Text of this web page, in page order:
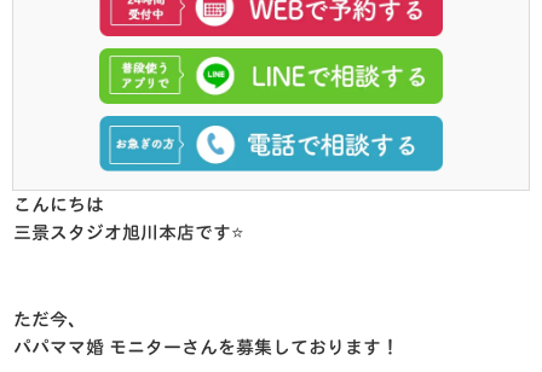
こんにちは
三景スタジオ旭川本店です⭐️
ただ今、
パパママ婚 モニターさんを募集しております！